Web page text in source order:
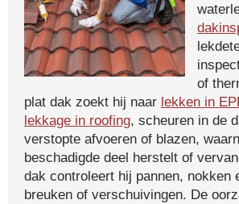
of
plat dak zoekt hij naar lekken in
lekkage in roofing, scheuren in de
verstopte afvoeren of blazen,
beschadigde deel herstelt of
dak controleert hij pannen, nokken
breuken of verschuivingen. De